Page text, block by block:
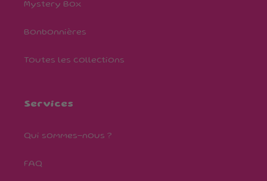
Mystery Box
Bonbonnières
Toutes les collections
Services
Qui sommes-nous ?
FAQ